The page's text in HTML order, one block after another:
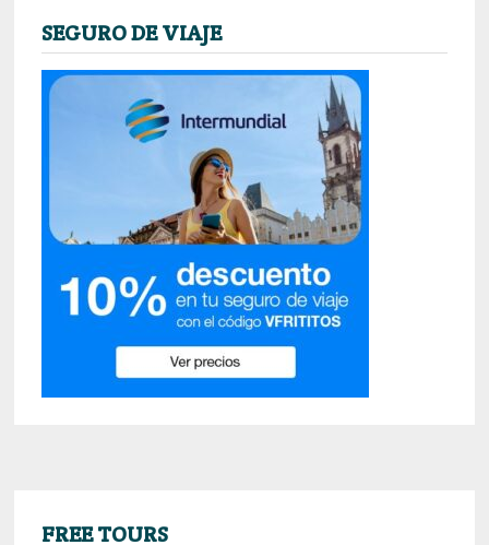
SEGURO DE VIAJE
FREE TOURS